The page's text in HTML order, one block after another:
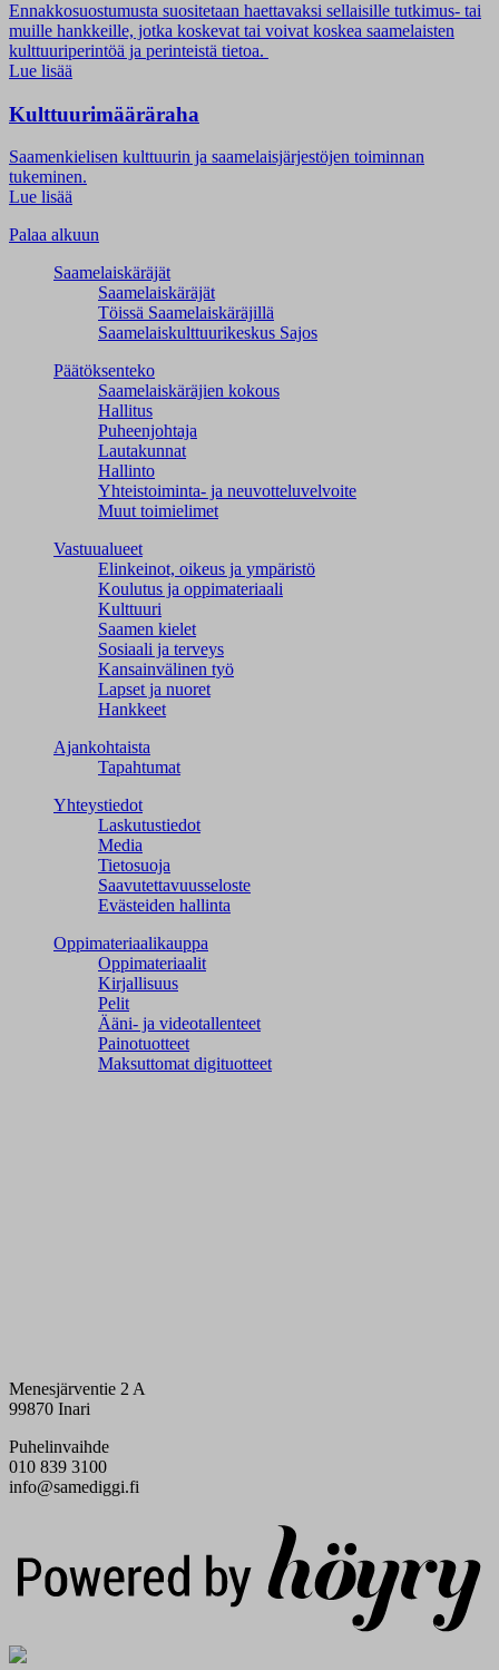
Ennakkosuostumusta suositetaan haettavaksi sellaisille tutkimus- tai
muille hankkeille, jotka koskevat tai voivat koskea saamelaisten
kulttuuriperintöä ja perinteistä tietoa.
Lue lisää
Kulttuurimääräraha
Saamenkielisen kulttuurin ja saamelaisjärjestöjen toiminnan
tukeminen.
Lue lisää
Palaa alkuun
Saamelaiskäräjät
Saamelaiskäräjät
Töissä Saamelaiskäräjillä
Saamelaiskulttuuri­keskus Sajos
Päätöksenteko
Saamelaiskäräjien kokous
Hallitus
Puheenjohtaja
Lautakunnat
Hallinto
Yhteistoiminta- ja neuvotteluvelvoite
Muut toimielimet
Vastuualueet
Elinkeinot, oikeus ja ympäristö
Koulutus ja oppimateriaali
Kulttuuri
Saamen kielet
Sosiaali ja terveys
Kansainvälinen työ
Lapset ja nuoret
Hankkeet
Ajankohtaista
Tapahtumat
Yhteystiedot
Laskutustiedot
Media
Tietosuoja
Saavutettavuusseloste
Evästeiden hallinta
Oppimateriaalikauppa
Oppimateriaalit
Kirjallisuus
Pelit
Ääni- ja videotallenteet
Painotuotteet
Maksuttomat digituotteet
Menesjärventie 2 A
99870 Inari
Puhelinvaihde
010 839 3100
info@samediggi.fi